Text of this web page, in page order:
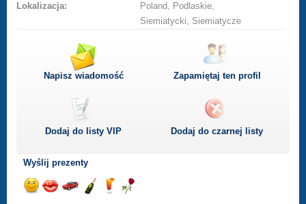
Lokalizacja:
Poland, Podlaskie,
Siemiatycki, Siemiatycze
Napisz wiadomość Zapamiętaj ten profil
Dodaj do listyVIP Dodaj do czarnej listy
Wyślij prezenty